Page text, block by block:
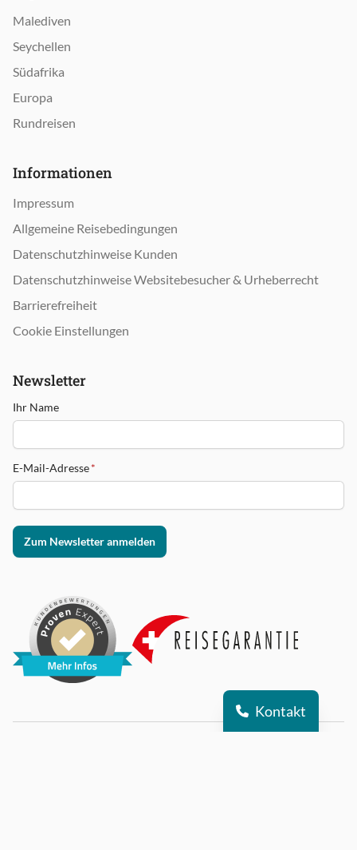
Kontakt
Malediven
Seychellen
Südafrika
Europa
Rundreisen
Informationen
Impressum
Allgemeine Reisebedingungen
Datenschutzhinweise Kunden
Datenschutzhinweise Websitebesucher & Urheberrecht
Barrierefreiheit
Cookie Einstellungen
Newsletter
Ihr Name
E-Mail-Adresse*
Zum Newsletter anmelden